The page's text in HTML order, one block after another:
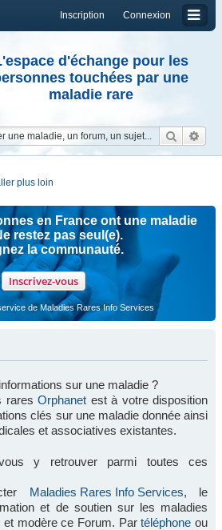
Connexion
Inscription
d'échange pour les
touchées par une
maladie rare
plus loin
en France ont une maladie
restez pas seul(e).
la communauté.
Inscrivez-vous
de Maladies Rares Info Services
sur une maladie ?
raresOrphanet est à votre disposition
clés sur une maladie donnée ainsi
et associatives existantes.
y retrouver parmi toutes ces
Maladies Rares Info Services, le
et de soutien sur les maladies
et modère ce Forum. Partéléphone ou